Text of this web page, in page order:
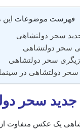
فهرست موضوعات این
سحر دولتشاهی
سحر دولتشاهی
سحر دولتشاهی
سحر دولتشاهی در سینما
سحر
یک عکس متفاوت از